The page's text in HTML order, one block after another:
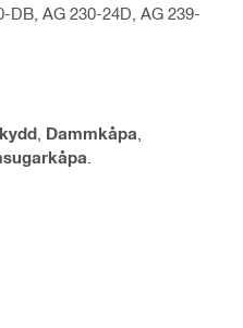
DB, AG 230-24D, AG 239-
Dammkåpa